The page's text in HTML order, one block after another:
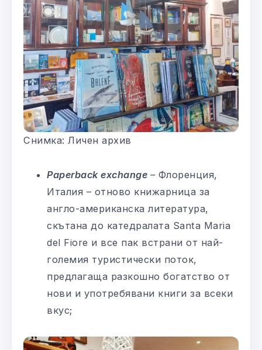
Снимка: Личен архив
Paperback exchange – Флоренция,
Италия – отново книжарница за
англо-американска литература,
скътана до катедралата Santa Maria
del Fiore и все пак встрани от най-
големия туристически поток,
предлагаща разкошно богатство от
нови и употребявани книги за всеки
вкус;